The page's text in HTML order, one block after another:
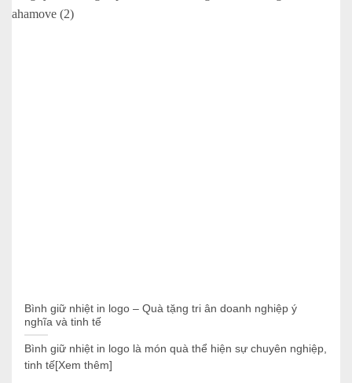
Bình giữ nhiệt in logo – Quà tặng tri ân doanh nghiệp ý
nghĩa và tinh tế
Bình giữ nhiệt in logo là món quà thể hiện sự chuyên nghiệp,
tinh tế[Xem thêm]